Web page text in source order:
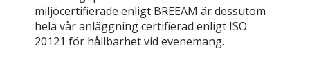
miljöcertifierade enligt BREEAM är dessutom
hela vår anläggning certifierad enligt ISO
20121 för hållbarhet vid evenemang.